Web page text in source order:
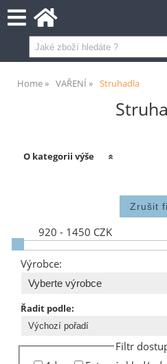
Home VAŘENÍ Struhadla
O kategorii výše
920 - 1450 CZK
Výrobce:
Řadit podle:
Filtr